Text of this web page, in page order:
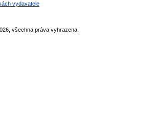
vydavatele
všechna práva vyhrazena.